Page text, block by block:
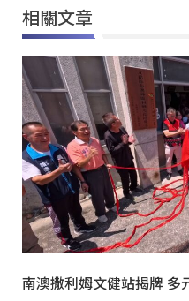
相關文章
南澳撒利姆文健站揭牌 多